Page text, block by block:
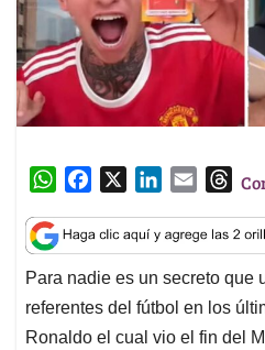
W
a
t
s
A
p
c
e
b
o
o
n
k
e
d
I
a
i
l
T
r
e
a
d
s
Para nadie es un secreto que
referentes del fútbol en los
Ronaldo el cual vio el fin del